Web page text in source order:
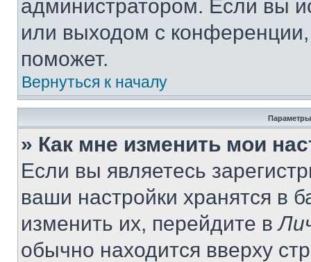
администратором. Если вы
или выходом с
поможет.
Вернуться к началу
Параметры
» Как мне изменить мои
Если вы являетесь
ваши настройки хранятся в
изменить их, перейдите в
обычно находится вверху